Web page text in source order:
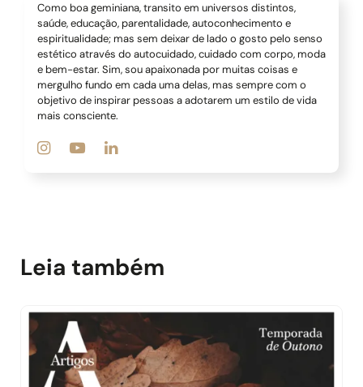
Como boa geminiana, transito em universos distintos,
saúde, educação, parentalidade, autoconhecimento e
espiritualidade; mas sem deixar de lado o gosto pelo senso
estético através do autocuidado, cuidado com corpo, moda
e bem-estar. Sim, sou apaixonada por muitas coisas e
mergulho fundo em cada uma delas, mas sempre com o
objetivo de inspirar pessoas a adotarem um estilo de vida
mais consciente.
Leia também